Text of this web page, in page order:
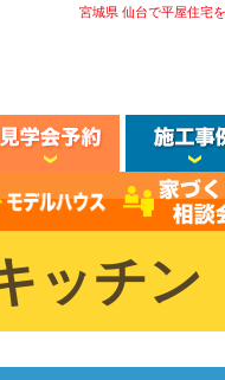
宮城県 仙台で平屋住宅
ッチン